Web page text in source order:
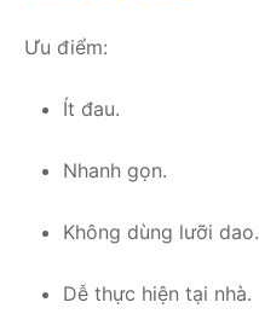
Ưu điểm:
Ít đau.
Nhanh gọn.
Không dùng lưỡi dao.
Dễ thực hiện tại nhà.